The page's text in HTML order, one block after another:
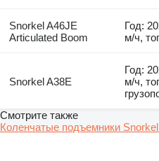
Snorkel A46JE
Articulated Boom
Год:
м/ч,
Snorkel A38E
Год:
м/ч,
Смотрите также
Коленчатые подъемники